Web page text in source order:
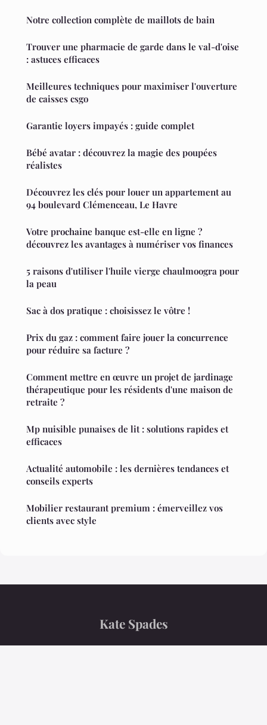
Notre collection complète de maillots de bain
Trouver une pharmacie de garde dans le val-d'oise
: astuces efficaces
Meilleures techniques pour maximiser l'ouverture
de caisses csgo
Garantie loyers impayés : guide complet
Bébé avatar : découvrez la magie des poupées
réalistes
Découvrez les clés pour louer un appartement au
94 boulevard Clémenceau, Le Havre
Votre prochaine banque est-elle en ligne ?
découvrez les avantages à numériser vos finances
5 raisons d'utiliser l'huile vierge chaulmoogra pour
la peau
Sac à dos pratique : choisissez le vôtre !
Prix du gaz : comment faire jouer la concurrence
pour réduire sa facture ?
Comment mettre en œuvre un projet de jardinage
thérapeutique pour les résidents d'une maison de
retraite ?
Mp nuisible punaises de lit : solutions rapides et
efficaces
Actualité automobile : les dernières tendances et
conseils experts
Mobilier restaurant premium : émerveillez vos
clients avec style
Kate Spades